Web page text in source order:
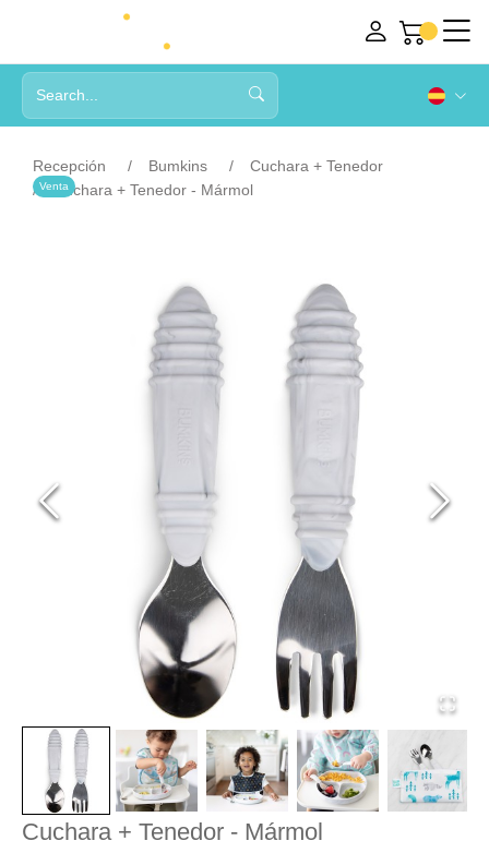
Recepción Bumkins
Cuchara + Tenedor
Cuchara + Tenedor - Mármol
Cuchara + Tenedor - Mármol
Venta